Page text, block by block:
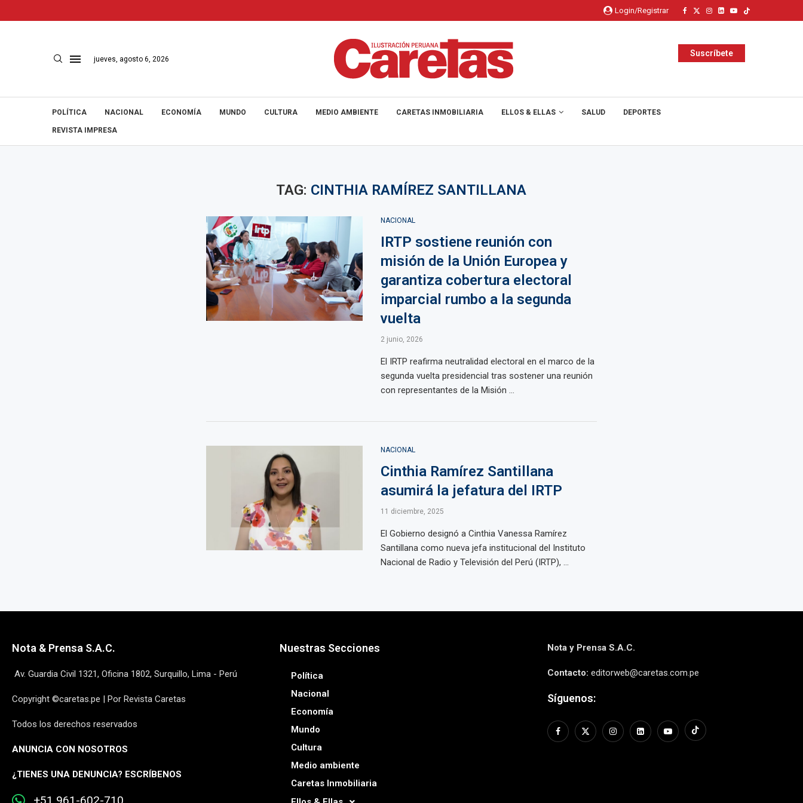
Login/Registrar
jueves, agosto 6, 2026
Suscríbete
POLÍTICA NACIONAL ECONOMÍA MUNDO CULTURA MEDIO AMBIENTE CARETAS INMOBILIARIA ELLOS & ELLAS SALUD DEPORTES
REVISTA IMPRESA
TAG: CINTHIA RAMÍREZ SANTILLANA
NACIONAL
IRTP sostiene reunión con
misión de la Unión Europea y
garantiza cobertura electoral
imparcial rumbo a la segunda
vuelta
2 junio, 2026
El IRTP reafirma neutralidad electoral en el marco de la
segunda vuelta presidencial tras sostener una reunión
con representantes de la Misión ...
NACIONAL
Cinthia Ramírez Santillana
asumirá la jefatura del IRTP
11 diciembre, 2025
El Gobierno designó a Cinthia Vanessa Ramírez
Santillana como nueva jefa institucional del Instituto
Nacional de Radio y Televisión del Perú (IRTP), ...
Nota & Prensa S.A.C.
Av. Guardia Civil 1321, Oficina 1802, Surquillo, Lima - Perú
Copyright ©caretas.pe | Por Revista Caretas
Todos los derechos reservados
ANUNCIA CON NOSOTROS
¿TIENES UNA DENUNCIA? ESCRÍBENOS
Nuestras Secciones
Política
Nacional
Economía
Mundo
Cultura
Medio ambiente
Caretas Inmobiliaria
Nota y Prensa S.A.C.
Contacto: editorweb@caretas.com.pe
Síguenos: